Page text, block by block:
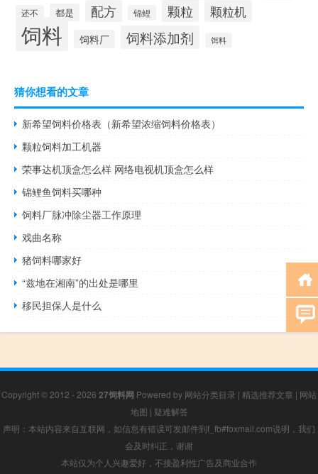
还不 都是 配方 锦鲤 颗粒 颗粒机
饲料 饲料厂 饲料添加剂 饵料
猜你想看的文章
新希望饲料价格表（新希望浓缩饲料价格表）
颗粒饲料加工机器
荣事达机顶盒怎么样 网络电视机顶盒怎么样
锦鲤鱼饲料买哪种
饲料厂脉冲除尘器工作原理
戏曲名称
猪饲料哪家好
“兹地在湘南”的出处是哪里
移民担保人是什么
Copyright © 2012 - 2026 27饲料网 Powered by 网站分类目录 | 精选推荐文章 | 网站
地图 | 疑难解答
声明：本站内容来自互联网，如信息有错误可发邮件到f_fb#foxmail.com说明，我们
会及时纠正，谢谢
本站仅为个人兴趣爱好，不接盈利性广告及商业合作